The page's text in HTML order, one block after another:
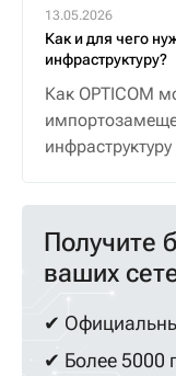
13.05.2026
Как и для чего
инфраструктуру?
Как OPTICOM
Получите
ваших
✔
✔ Более 5000